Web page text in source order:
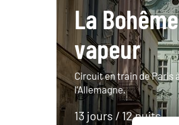
La
vapeur
Circuit en train de Paris
l’Allemagne.
13 jours / 12 nuits